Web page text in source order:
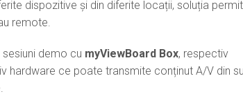
dispozitive și din diferite locații, soluția
remote.
demo cu myViewBoard Box, respectiv
hardware ce poate transmite conținut A/V din